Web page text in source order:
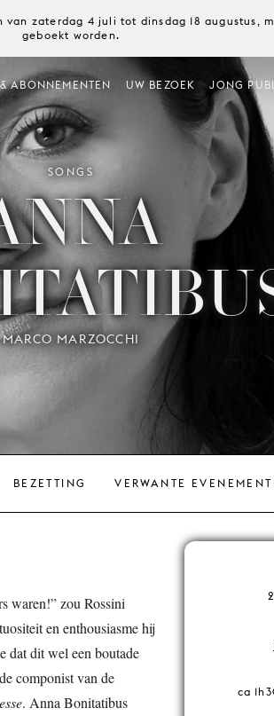
zaterdag 4 juli tot dinsdag 18 augustus,
geboekt worden.
ABONNEMENTEN UW BEZOEK JONG
SONGS
MARCO MARZOCCHI
BEZETTING VERWANTE
waren!” zou Rossini
en enthousiasme hij
dat dit wel een boutade
componist van de
. Anna Bonitatibus
ca